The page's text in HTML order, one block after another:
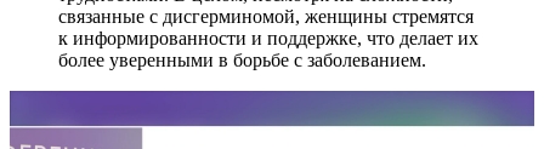
связанные с дисгерминомой, женщины стремятся
к информированности и поддержке, что делает их
более уверенными в борьбе с заболеванием.